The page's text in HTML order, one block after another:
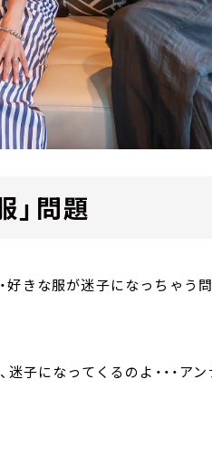
」問題
きな服が迷子になっちゃう問
子になってくるのよ・・・ア